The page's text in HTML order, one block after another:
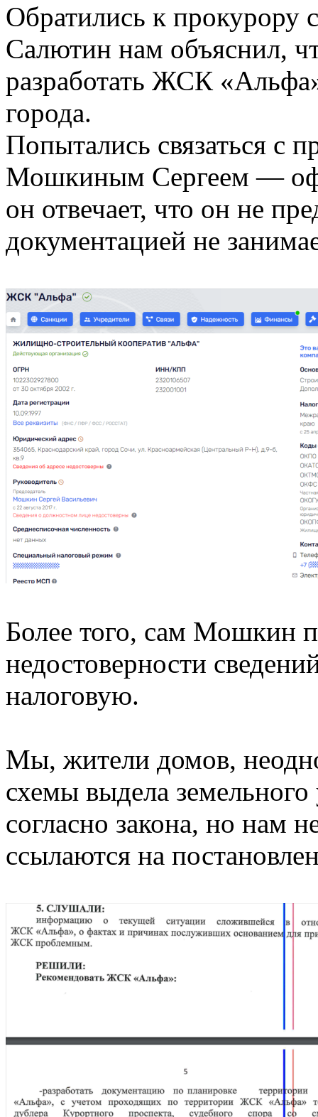
Обратились к прокурору
Салютин нам объяснил,
разработать ЖСК
города.
Попытались связаться с
Мошкиным Сергеем —
он отвечает, что он не
документацией не
Более того, сам Мошкин
недостоверности
налоговую.
Мы, жители домов,
схемы выдела
согласно закона, но нам
ссылаются на